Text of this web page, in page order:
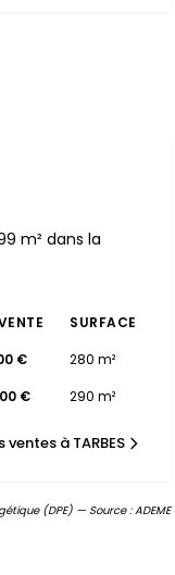
m² dans la
SURFACE
€
280 m²
€ 290 m²
à TARBES
(DPE) — Source : ADEME